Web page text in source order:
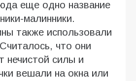
еще одно название
малинники.
также использовали
что они
силы и
вешали на окна или